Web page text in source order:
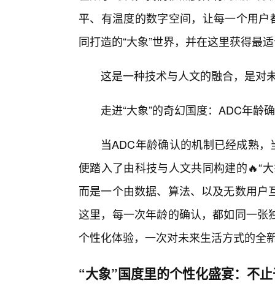
平、有温度的数字空间，让每一个用
同打造的“大象”世界，并在这里获得最
这是一种技术与人文的融合，是对
走进“大象”的奇幻国度：ADC年龄
当ADC年龄确认的机制已经成熟
便踏入了由科技与人文共同构建的🔥“
而是一个由数据、算法、以及无数用
这里，每一次年龄的确认，都如同一
个性化体验，一次对未来生活方式的全
“大象”国度里的个性化盛宴：不